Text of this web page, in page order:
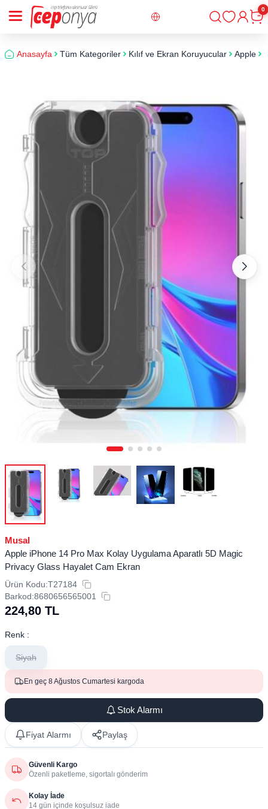
Giriş
0
Anasayfa Tüm Kategoriler Kılıf ve Ekran Koruyucular Apple
Musal
Apple iPhone 14 Pro Max Kolay Uygulama Aparatlı 5D Magic
Privacy Glass Hayalet Cam Ekran
Ürün Kodu:T27184
Barkod:8680656565001
224,80 TL
Renk :
Siyah
En geç 8 Ağustos Cumartesi kargoda
Stok Alarmı
Fiyat Alarmı Paylaş
Güvenli Kargo
Özenli paketleme, sigortalı gönderim
Kolay İade
14 gün içinde koşulsuz iade